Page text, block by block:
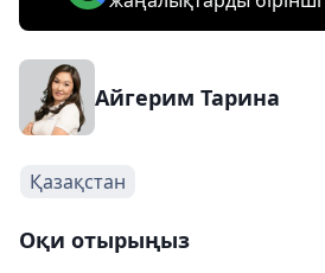
Айгерим Тарина
Қазақстан
Оқи отырыңыз